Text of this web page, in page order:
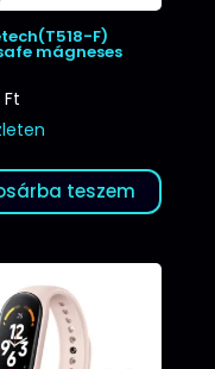
F)
mágneses
Ft
teszem